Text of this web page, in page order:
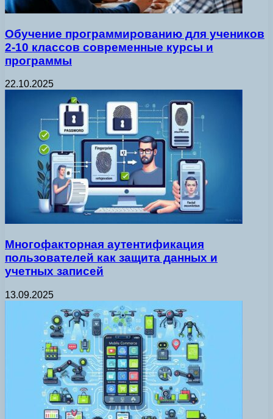
Обучение программированию для учеников
2-10 классов современные курсы и
программы
22.10.2025
Многофакторная аутентификация
пользователей как защита данных и
учетных записей
13.09.2025